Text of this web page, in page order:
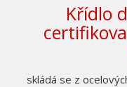
Křídlo
skládá se z